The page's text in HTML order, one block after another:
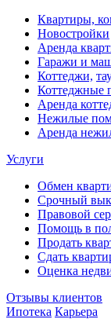
Квартиры,
Новостройки
Аренда
Гаражи и
Коттеджи,
Коттеджные
Аренда
Нежилые
Аренда
Услуги
Обмен
Срочный
Правовой
Помощь в
Продать
Сдать
Оценка
Отзывы клиентов
Ипотека Карьера